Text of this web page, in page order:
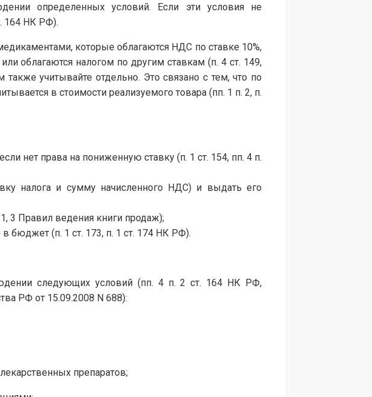
определенных условий. Если эти условия не
164 НК РФ).
которые облагаются НДС по ставке 10%,
облагаются налогом по другим ставкам (п. 4 ст. 149,
учитывайте отдельно. Это связано с тем, что по
в стоимости реализуемого товара (пп. 1 п. 2, п.
нет права на пониженную ставку (п. 1 ст. 154, пп. 4 п.
налога и сумму начисленного НДС) и выдать его
3 Правил ведения книги продаж);
в бюджет (п. 1 ст. 173, п. 1 ст. 174 НК РФ).
следующих условий (пп. 4 п. 2 ст. 164 НК РФ,
РФ от 15.09.2008 N 688):
препаратов;